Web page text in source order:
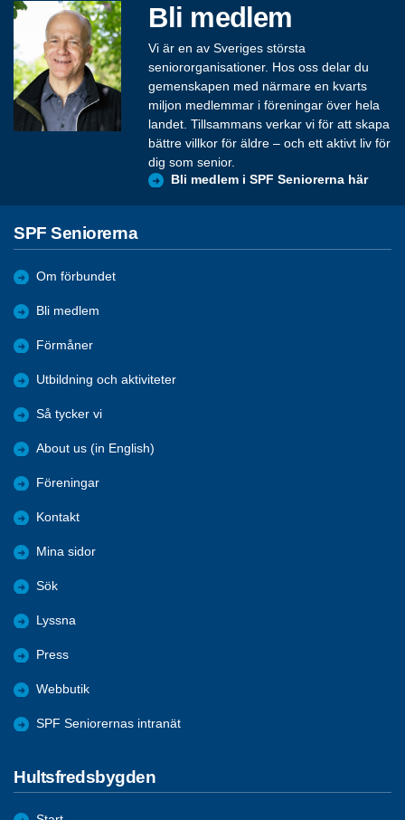
Bli medlem
Vi är en av Sveriges största
seniororganisationer. Hos oss delar du
gemenskapen med närmare en kvarts
miljon medlemmar i föreningar över hela
landet. Tillsammans verkar vi för att skapa
bättre villkor för äldre – och ett aktivt liv för
dig som senior.
Bli medlem i SPF Seniorerna här
SPF Seniorerna
Om förbundet
Bli medlem
Förmåner
Utbildning och aktiviteter
Så tycker vi
About us (in English)
Föreningar
Kontakt
Mina sidor
Sök
Lyssna
Press
Webbutik
SPF Seniorernas intranät
Hultsfredsbygden